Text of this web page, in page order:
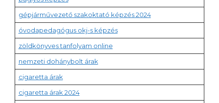
gépjárművezető szakoktató képzés 2024
óvodapedagógus okj-s képzés
zöldkönyves tanfolyam online
nemzeti dohánybolt árak
cigaretta árak
cigaretta árak 2024